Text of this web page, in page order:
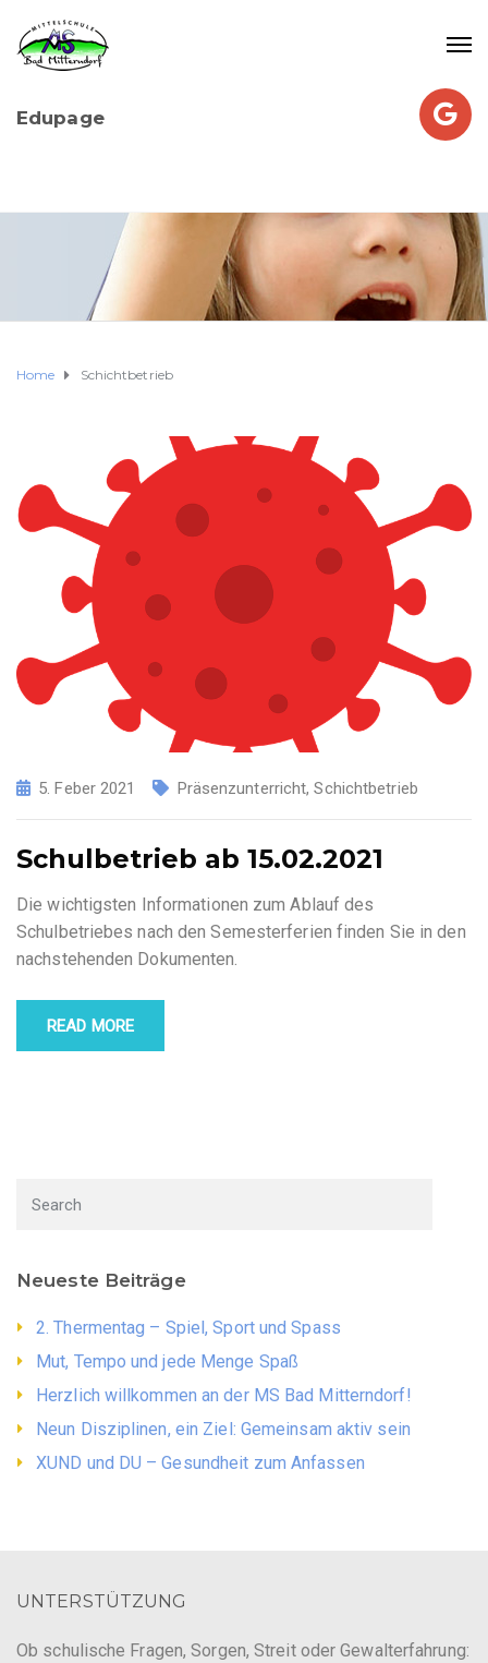
Edupage
Home Schichtbetrieb
5. Feber 2021 Präsenzunterricht,Schichtbetrieb
Schulbetrieb ab 15.02.2021
Die wichtigsten Informationen zum Ablauf des
Schulbetriebes nach den Semesterferien finden Sie in den
nachstehenden Dokumenten.
READ MORE
Neueste Beiträge
2. Thermentag – Spiel, Sport und Spass
Mut, Tempo und jede Menge Spaß
Herzlich willkommen an der MS Bad Mitterndorf!
Neun Disziplinen, ein Ziel: Gemeinsam aktiv sein
XUND und DU – Gesundheit zum Anfassen
UNTERSTÜTZUNG
Ob schulische Fragen, Sorgen, Streit oder Gewalterfahrung: